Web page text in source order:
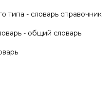
- словарь справочник
- общий словарь